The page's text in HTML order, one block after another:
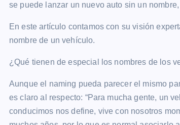
se puede lanzar un nuevo auto sin un
En este artículo contamos con su visión
nombre de un vehículo.
¿Qué tienen de especial los nombres de los
Aunque el naming pueda parecer el mismo
es claro al respecto: “Para mucha gente, un
conducimos nos define, vive con nosotros